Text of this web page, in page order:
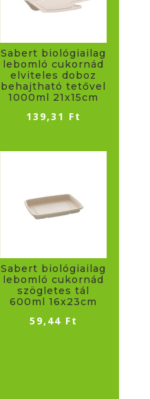
Sabert biológiailag
lebomló cukornád
elviteles doboz
behajtható tetővel
1000ml 21x15cm
139,31 Ft
Sabert biológiailag
lebomló cukornád
szögletes tál
600ml 16x23cm
59,44 Ft